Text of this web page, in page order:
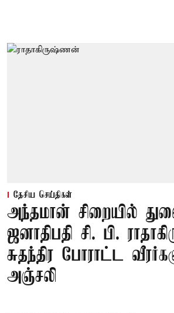
தேசிய செய்திகள்
அந்தமான் சிறையில்
ஜனாதிபதி சி. பி.
சுதந்திர போராட்ட
அஞ்சலி